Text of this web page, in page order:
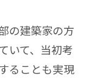
の建築家の方
いて、当初考
ることも実現